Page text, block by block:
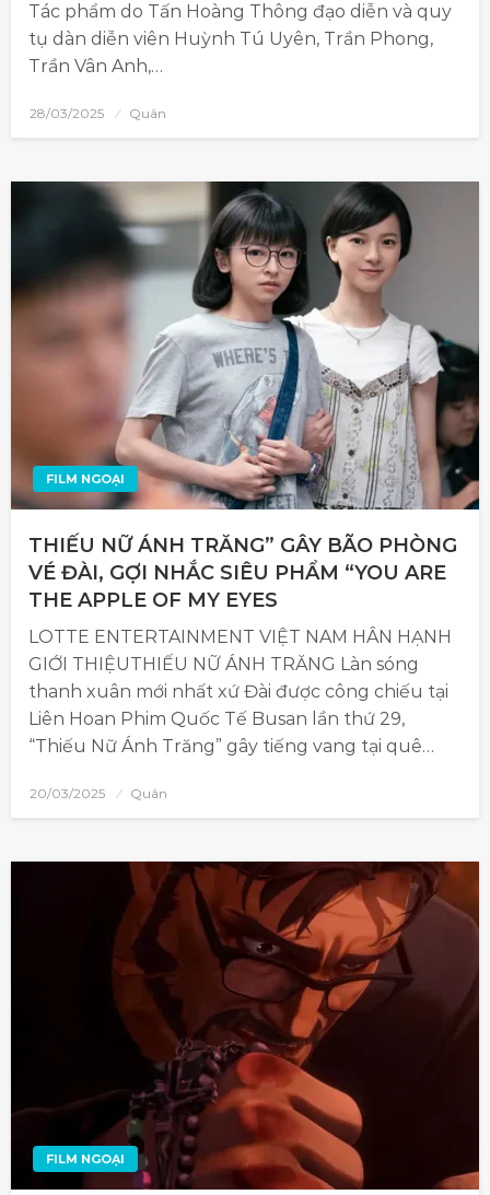
Tác phẩm do Tấn Hoàng Thông đạo diễn và quy
tụ dàn diễn viên Huỳnh Tú Uyên, Trần Phong,
Trần Vân Anh,…
28/03/2025 Quân
FILM NGOẠI
THIẾU NỮ ÁNH TRĂNG” GÂY BÃO PHÒNG
VÉ ĐÀI, GỢI NHẮC SIÊU PHẨM “YOU ARE
THE APPLE OF MY EYES
LOTTE ENTERTAINMENT VIỆT NAM HÂN HẠNH
GIỚI THIỆUTHIẾU NỮ ÁNH TRĂNG Làn sóng
thanh xuân mới nhất xứ Đài được công chiếu tại
Liên Hoan Phim Quốc Tế Busan lần thứ 29,
“Thiếu Nữ Ánh Trăng” gây tiếng vang tại quê…
20/03/2025 Quân
FILM NGOẠI